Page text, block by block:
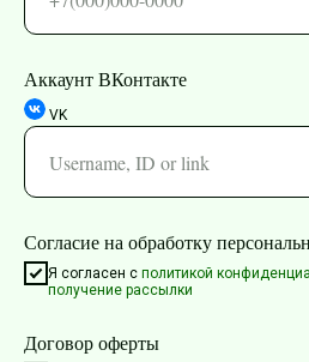
Аккаунт ВКонтакте
VK
Согласие на обработку
Я согласен с политикой
получение рассылки
Договор оферты